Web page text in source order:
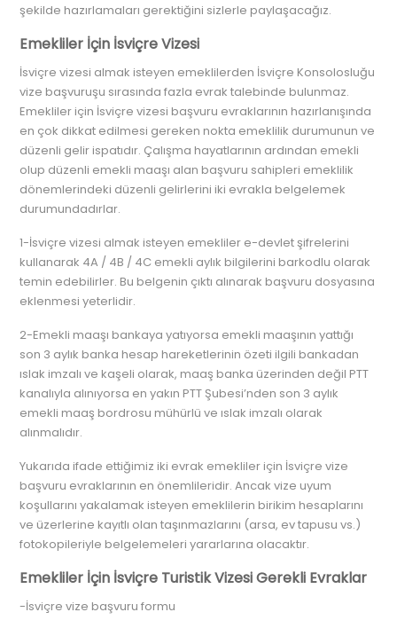
şekilde hazırlamaları gerektiğini sizlerle paylaşacağız.
Emekliler İçin İsviçre Vizesi
İsviçre vizesi almak isteyen emeklilerden İsviçre Konsolosluğu
vize başvuruşu sırasında fazla evrak talebinde bulunmaz.
Emekliler için İsviçre vizesi başvuru evraklarının hazırlanışında
en çok dikkat edilmesi gereken nokta emeklilik durumunun ve
düzenli gelir ispatıdır. Çalışma hayatlarının ardından emekli
olup düzenli emekli maaşı alan başvuru sahipleri emeklilik
dönemlerindeki düzenli gelirlerini iki evrakla belgelemek
durumundadırlar.
1-İsviçre vizesi almak isteyen emekliler e-devlet şifrelerini
kullanarak 4A / 4B / 4C emekli aylık bilgilerini barkodlu olarak
temin edebilirler. Bu belgenin çıktı alınarak başvuru dosyasına
eklenmesi yeterlidir.
2-Emekli maaşı bankaya yatıyorsa emekli maaşının yattığı
son 3 aylık banka hesap hareketlerinin özeti ilgili bankadan
ıslak imzalı ve kaşeli olarak, maaş banka üzerinden değil PTT
kanalıyla alınıyorsa en yakın PTT Şubesi’nden son 3 aylık
emekli maaş bordrosu mühürlü ve ıslak imzalı olarak
alınmalıdır.
Yukarıda ifade ettiğimiz iki evrak emekliler için İsviçre vize
başvuru evraklarının en önemlileridir. Ancak vize uyum
koşullarını yakalamak isteyen emeklilerin birikim hesaplarını
ve üzerlerine kayıtlı olan taşınmazlarını (arsa, ev tapusu vs.)
fotokopileriyle belgelemeleri yararlarına olacaktır.
Emekliler İçin İsviçre Turistik Vizesi Gerekli Evraklar
-İsviçre vize başvuru formu